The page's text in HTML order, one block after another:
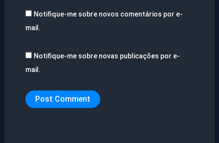
Notifique-me sobre novos comentários por e-
mail.
Notifique-me sobre novas publicações por e-
mail.